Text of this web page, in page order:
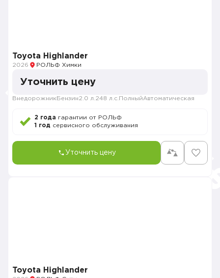
Toyota Highlander
2026 РОЛЬФ Химки
Уточнить цену
Внедорожник Бензин2.0 л. 248 л.с. ПолныйАвтоматическая
2 года гарантии от РОЛЬФ
1 год сервисного обслуживания
Уточнить цену
Toyota Highlander